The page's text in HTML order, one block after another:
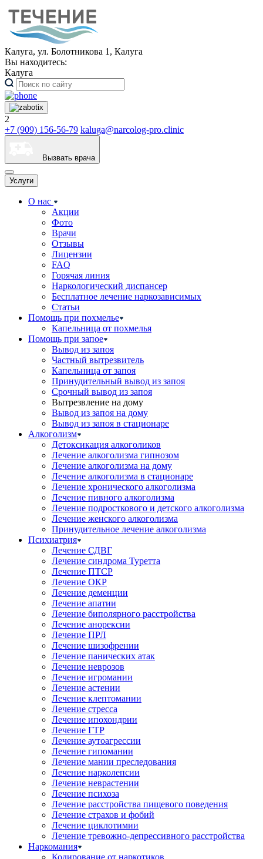
Калуга, ул. Болотникова 1, Калуга
Вы находитесь:
Калуга
2
+7 (909) 156-56-79 kaluga@narcolog-pro.clinic
Вызвать врача
Услуги
О нас
Акции
Фото
Врачи
Отзывы
Лицензии
FAQ
Горячая линия
Наркологический диспансер
Бесплатное лечение наркозависимых
Статьи
Помощь при похмелье
Капельница от похмелья
Помощь при запое
Вывод из запоя
Частный вытрезвитель
Капельница от запоя
Принудительный вывод из запоя
Срочный вывод из запоя
Вытрезвление на дому
Вывод из запоя на дому
Вывод из запоя в стационаре
Алкоголизм
Детоксикация алкоголиков
Лечение алкоголизма гипнозом
Лечение алкоголизма на дому
Лечение алкоголизма в стационаре
Лечение хронического алкоголизма
Лечение пивного алкоголизма
Лечение подросткового и детского алкоголизма
Лечение женского алкоголизма
Принудительное лечение алкоголизма
Психиатрия
Лечение СДВГ
Лечение синдрома Туретта
Лечение ПТСР
Лечение ОКР
Лечение деменции
Лечение апатии
Лечение биполярного расстройства
Лечение анорексии
Лечение ПРЛ
Лечение шизофрении
Лечение панических атак
Лечение неврозов
Лечение игромании
Лечение астении
Лечение клептомании
Лечение стресса
Лечение ипохондрии
Лечение ГТР
Лечение аутоагрессии
Лечение гипомании
Лечение мании преследования
Лечение нарколепсии
Лечение неврастении
Лечение психоза
Лечение расстройства пищевого поведения
Лечение страхов и фобий
Лечение циклотимии
Лечение тревожно-депрессивного расстройства
Наркомания
Кодирование от наркотиков